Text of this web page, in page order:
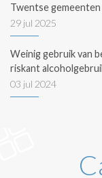
Twentse
29 jul 2025
Weinig gebruik van
riskant
03 jul 2024